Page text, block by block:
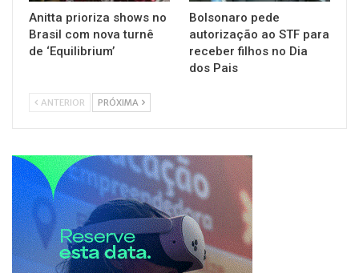
Anitta prioriza shows no
Brasil com nova turnê
de ‘Equilibrium’
Bolsonaro pede
autorização ao STF para
receber filhos no Dia
dos Pais
ANTERIOR PRÓXIMA